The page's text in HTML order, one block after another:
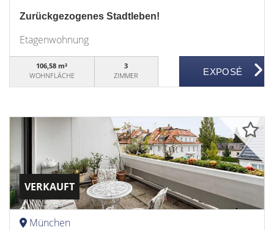
Zurückgezogenes Stadtleben!
Etagenwohnung
106,58 m²
WOHNFLÄCHE
3
ZIMMER
VERKAUFT
München